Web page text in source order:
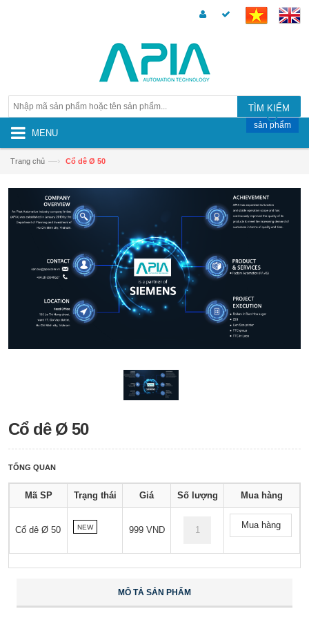
TÌM KIẾM
MENU
sản phẩm
Trang chủ —› Cổ dê Ø 50
Cổ dê Ø 50
TỔNG QUAN
Mã SP Trạng thái Giá Số lượng Mua hàng
Cổ dê Ø 50 NEW 999 VND Mua hàng
MÔ TẢ SẢN PHẨM